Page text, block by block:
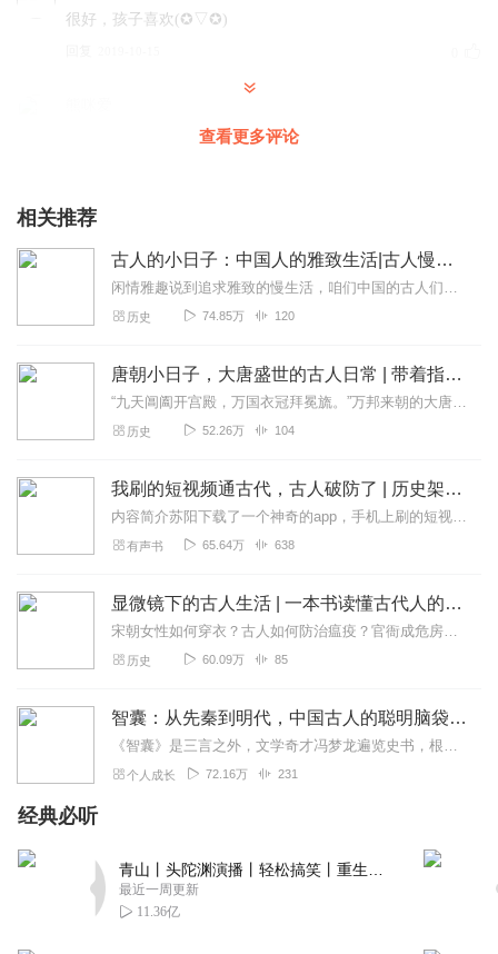
很好，孩子喜欢(✪▽✪)
超喜欢的一档栏目，午休必听，受益匪浅，感谢主播给我们
查看更多评论
相关推荐
古人的小日子：中国人的雅致生活|古人慢生活指南|古代历史冷知识
闲情雅趣说到追求雅致的慢生活，咱们中国的古人们可是这方面的典范。清代的涨潮曾这样写道：“人莫乐于闲，非无所事事之谓也。闲则能读书，闲则能游名山；闲则能交益友，...
历史 74.85万 120
唐朝小日子，大唐盛世的古人日常 | 带着指南回大唐 长安的荔枝 宋朝小日子
“九天阊阖开宫殿，万国衣冠拜冕旒。”万邦来朝的大唐以恢弘的气度与开放的姿态雄傲东方，向世人展示了一个兼容并包、奔放自由的盛世景象。唐朝开放的胸襟、奔放的态度以及...
历史 52.26万 104
我刷的短视频通古代，古人破防了 | 历史架空 | 系统文 | VIP免费 | 多人有声剧
内容简介苏阳下载了一个神奇的app，手机上刷的短视频被直播到了古代。刷美食科普高端的食材，往往只需要采用最朴素的烹饪方法...始皇帝大怒：连口螺蛳粉都吃不上，...
有声书 65.64万 638
显微镜下的古人生活 | 一本书读懂古代人的日常生活 | 古人饮食起居大揭秘
宋朝女性如何穿衣？古人如何防治瘟疫？官衙成危房，为何没人修？古代地方官每天都在做什么？一两银子的购买力到底怎么样？…………本书将古人生活置于历史的显微镜下，深入...
历史 60.09万 85
智囊：从先秦到明代，中国古人的聪明脑袋、机巧故事丨王权富贵的谋略智慧，贩夫走卒的聪明才智丨中华上下五千年历史里的聪明人故事集锦
《智囊》是三言之外，文学奇才冯梦龙遍览史书，根据古人实践写成的又一处世奇书，该书辑录了上千则从先秦到明朝的智慧故事，上至圣人和帝王，下至商人工匠，浓缩了千年的中...
个人成长 72.16万 231
经典必听
最近一周更新
11.36亿